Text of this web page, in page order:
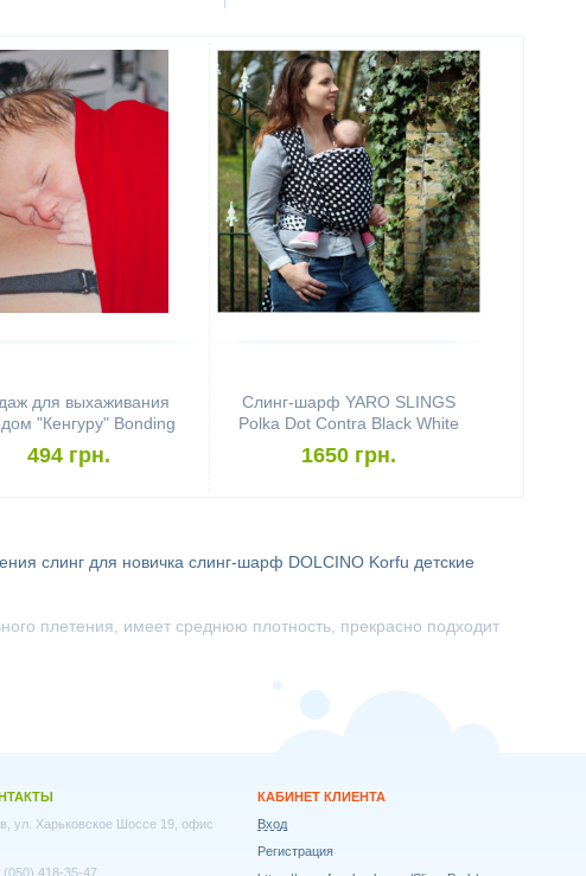
для выхаживания
"Кенгуру" Bonding
(размер XXL)
494 грн.
Слинг-шарф YARO SLINGS
Polka Dot Contra Black White
(3,6 м)
1650 грн.
слинг для новичка слинг-шарф DOLCINO Korfu детские
плетения, имеет среднюю плотность, прекрасно подходит
ул. Харьковское Шоссе 19, офис
(050) 418-35-47
КАБИНЕТ КЛИЕНТА
Вход
Регистрация